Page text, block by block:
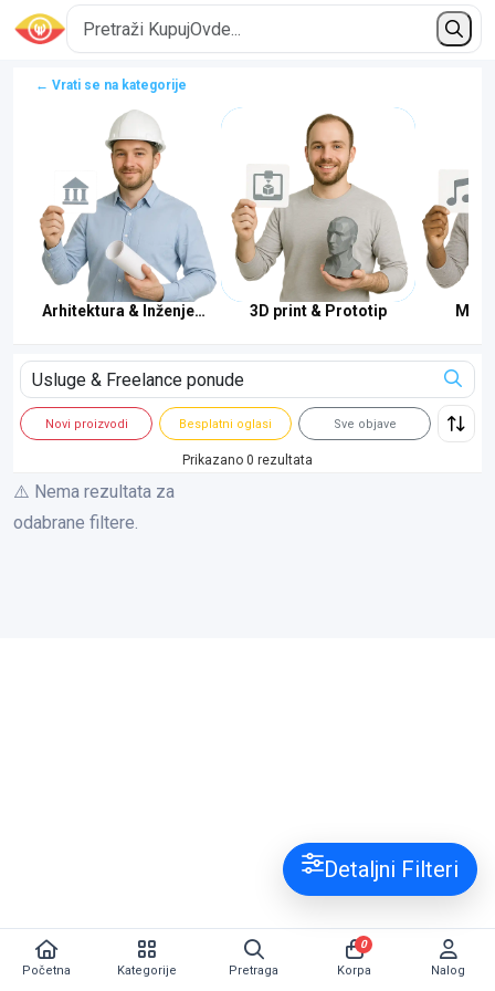
← Vrati se na kategorije
Arhitektura & Inženjering 3D print & Prototip
Novi proizvodi Besplatni oglasi Sve objave
Prikazano 0 rezultata
⚠️ Nema rezultata za
odabrane filtere.
Detaljni Filteri
Početna Kategorije Pretraga Korpa
0
Nalog